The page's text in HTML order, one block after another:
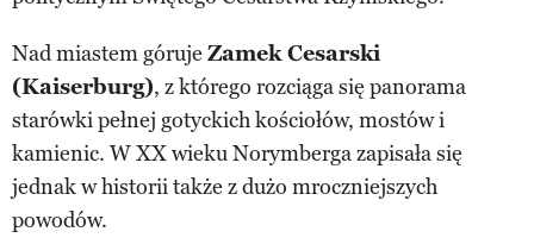
Nad miastem góruje Zamek Cesarski
(Kaiserburg), z którego rozciąga się panorama
starówki pełnej gotyckich kościołów, mostów i
kamienic. W XX wieku Norymberga zapisała się
jednak w historii także z dużo mroczniejszych
powodów.